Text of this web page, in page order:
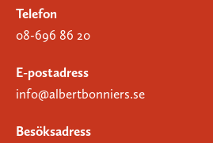
Telefon
08-696 86 20
E-postadress
info@albertbonniers.se
Besöksadress